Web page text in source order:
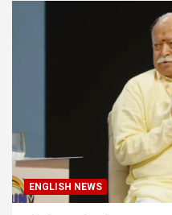
ENGLISH NEWS